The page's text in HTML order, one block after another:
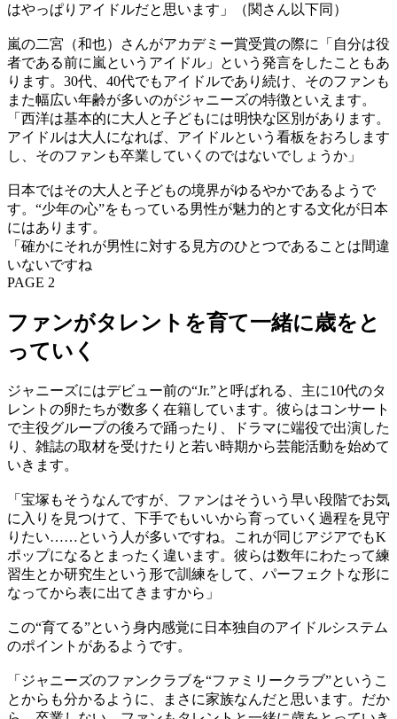
はやっぱりアイドルだと思います」（関さん以下同）
嵐の二宮（和也）さんがアカデミー賞受賞の際に「自分は役
者である前に嵐というアイドル」という発言をしたこともあ
ります。30代、40代でもアイドルであり続け、そのファンも
また幅広い年齢が多いのがジャニーズの特徴といえます。
「西洋は基本的に大人と子どもには明快な区別があります。
アイドルは大人になれば、アイドルという看板をおろします
し、そのファンも卒業していくのではないでしょうか」
日本ではその大人と子どもの境界がゆるやかであるようで
す。“少年の心”をもっている男性が魅力的とする文化が日本
にはあります。
「確かにそれが男性に対する見方のひとつであることは間違
いないですね
PAGE 2
ファンがタレントを育て一緒に歳をと
っていく
ジャニーズにはデビュー前の“Jr.”と呼ばれる、主に10代のタ
レントの卵たちが数多く在籍しています。彼らはコンサート
で主役グループの後ろで踊ったり、ドラマに端役で出演した
り、雑誌の取材を受けたりと若い時期から芸能活動を始めて
いきます。
「宝塚もそうなんですが、ファンはそういう早い段階でお気
に入りを見つけて、下手でもいいから育っていく過程を見守
りたい……という人が多いですね。これが同じアジアでもK
ポップになるとまったく違います。彼らは数年にわたって練
習生とか研究生という形で訓練をして、パーフェクトな形に
なってから表に出てきますから」
この“育てる”という身内感覚に日本独自のアイドルシステム
のポイントがあるようです。
「ジャニーズのファンクラブを“ファミリークラブ”というこ
とからも分かるように、まさに家族なんだと思います。だか